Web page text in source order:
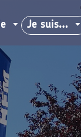
Je suis…